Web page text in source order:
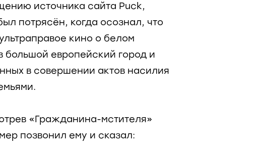
источника сайта Puck,
потрясён, когда осознал, что
кино о белом
большой европейский город и
в совершении актов насилия
«Гражданина-мстителя»
позвонил ему и сказал: